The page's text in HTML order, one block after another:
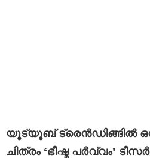
യൂട്യൂബ് ട്രെൻഡിങ്ങിൽ
ചിത്രം ‘ഭീഷ്മ പർവ്വം’